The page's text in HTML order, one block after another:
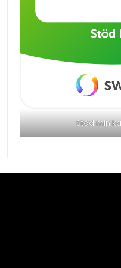
Stöd min